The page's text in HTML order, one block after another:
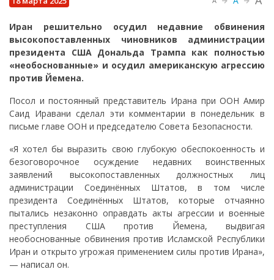
Иран решительно осудил недавние обвинения
высокопоставленных чиновников администрации
президента США Дональда Трампа как полностью
«необоснованные» и осудил американскую агрессию
против Йемена.
Посол и постоянный представитель Ирана при ООН Амир
Саид Иравани сделал эти комментарии в понедельник в
письме главе ООН и председателю Совета Безопасности.
«Я хотел бы выразить свою глубокую обеспокоенность и
безоговорочное осуждение недавних воинственных
заявлений высокопоставленных должностных лиц
администрации Соединённых Штатов, в том числе
президента Соединённых Штатов, которые отчаянно
пытались незаконно оправдать акты агрессии и военные
преступления США против Йемена, выдвигая
необоснованные обвинения против Исламской Республики
Иран и открыто угрожая применением силы против Ирана»,
— написал он.